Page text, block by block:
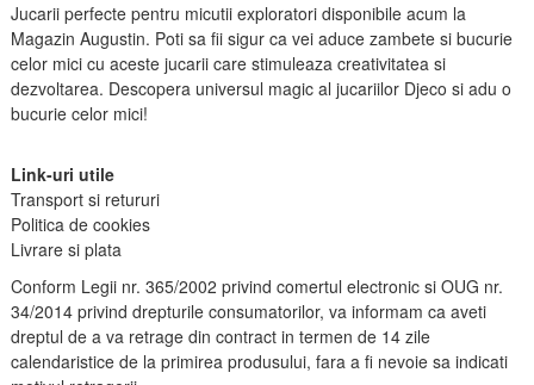
Jucarii perfecte pentru micutii exploratori disponibile acum la
Magazin Augustin. Poti sa fii sigur ca vei aduce zambete si bucurie
celor mici cu aceste jucarii care stimuleaza creativitatea si
dezvoltarea. Descopera universul magic al jucariilor Djeco si adu o
bucurie celor mici!
Link-uri utile
Transport si retururi
Politica de cookies
Livrare si plata
Conform Legii nr. 365/2002 privind comertul electronic si OUG nr.
34/2014 privind drepturile consumatorilor, va informam ca aveti
dreptul de a va retrage din contract in termen de 14 zile
calendaristice de la primirea produsului, fara a fi nevoie sa indicati